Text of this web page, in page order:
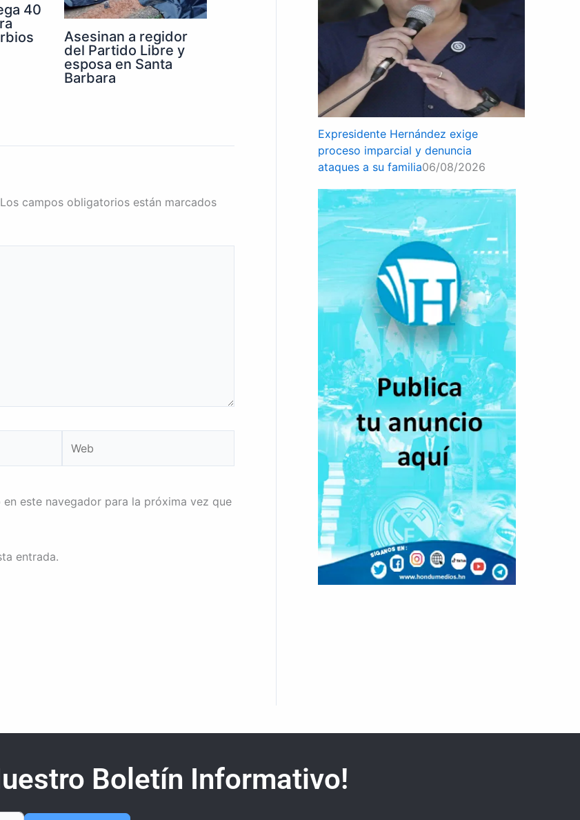
40
Asesinan a regidor
del Partido Libre y
esposa en Santa
Barbara
Los campos obligatorios están marcados
este navegador para la próxima vez que
entrada.
Expresidente Hernández exige
proceso imparcial y denuncia
ataques a su familia06/08/2026
Boletín Informativo!